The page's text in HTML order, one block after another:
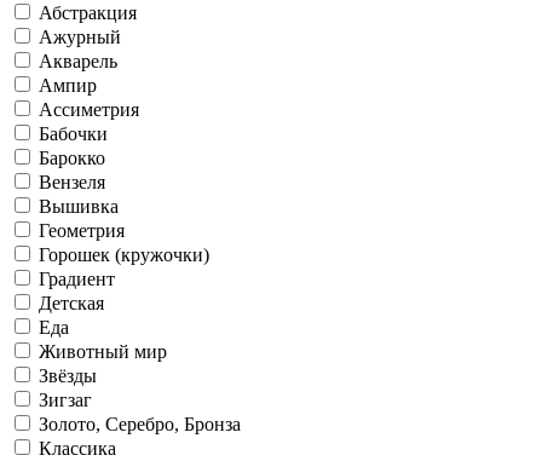
Абстракция
Ажурный
Акварель
Ампир
Ассиметрия
Бабочки
Барокко
Вензеля
Вышивка
Геометрия
Горошек (кружочки)
Градиент
Детская
Еда
Животный мир
Звёзды
Зигзаг
Золото, Серебро, Бронза
Классика